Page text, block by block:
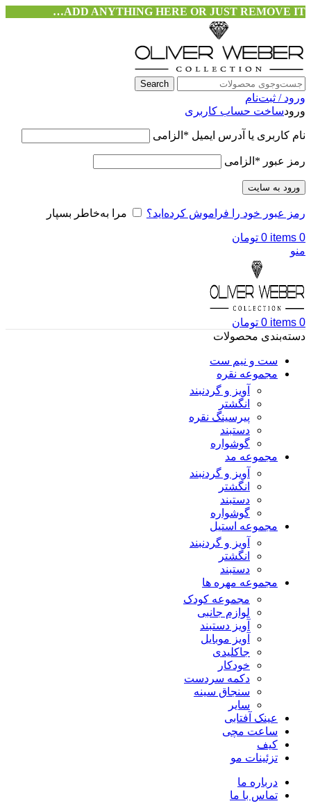
ADD ANYTHING HERE OR JUST REMOVE IT…
Search
ورود / ثبت‌نام
ورودساخت حساب کاربری
نام کاربری یا آدرس ایمیل * الزامی
رمز عبور * الزامی
ورود به سایت
رمز عبور خود را فراموش کرده‌اید؟ مرا به‌خاطر بسپار
0
items
0 تومان
منو
0
items
0 تومان
دسته‌بندی محصولات
ست و نیم ست
مجموعه نقره
آویز و گردنبند
انگشتر
پیرسینگ نقره
دستبند
گوشواره
مجموعه مد
آویز و گردنبند
انگشتر
دستبند
گوشواره
مجموعه استیل
آویز و گردنبند
انگشتر
دستبند
مجموعه مهره ها
مجموعه کودک
لوازم جانبی
آویز دستبند
آویز موبایل
جاکلیدی
خودکار
دکمه سردست
سنجاق سینه
سایر
عینک آفتابی
ساعت مچی
کیف
تزئینات مو
درباره ما
تماس با ما